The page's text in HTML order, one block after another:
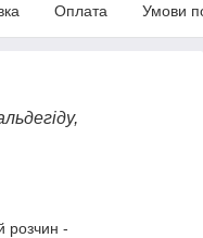
Оплата Умови
розчин -